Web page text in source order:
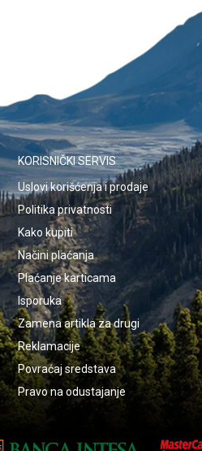
KORISNIČKI SERVIS
Uslovi korišćenja i prodaje
Politika privatnosti
Kako kupiti
Načini plaćanja
Plaćanje karticama
Isporuka
Zamena artikla za drugi
Reklamacije
Povraćaj sredstava
Pravo na odustajanje